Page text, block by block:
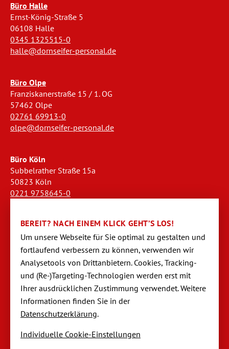
Büro Halle
Ernst-König-Straße 5
06108 Halle
0345 1325515-0
halle@dornseifer-personal.de
Büro Olpe
Franziskanerstraße 15 / 1. OG
57462 Olpe
02761 69913-0
olpe@dornseifer-personal.de
Büro Köln
Subbelrather Straße 15a
50823 Köln
0221 9758645-0
Büro Stendal
Westwall 18
39576 Stendal
03931 520944-0
stendal@dornseifer-personal.de
BEREIT? NACH EINEM KLICK GEHT’S LOS!
Um unsere Webseite für Sie optimal zu gestalten und
fortlaufend verbessern zu können, verwen­den wir
Analysetools von Dritt­anbietern. Cookies, Tracking-
und (Re-)Targeting-Techno­logien werden erst mit
Ihrer ausdrücklichen Zustimmung verwendet. Weitere
Informationen finden Sie in der
Datenschutzerklärung.
Individuelle Cookie-Einstellungen